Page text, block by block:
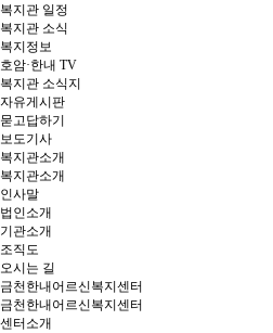
복지관 일정
복지관 소식
복지정보
호암·한내 TV
복지관 소식지
자유게시판
묻고답하기
보도기사
복지관소개
복지관소개
인사말
법인소개
기관소개
조직도
오시는 길
금천한내어르신복지센터
금천한내어르신복지센터
센터소개